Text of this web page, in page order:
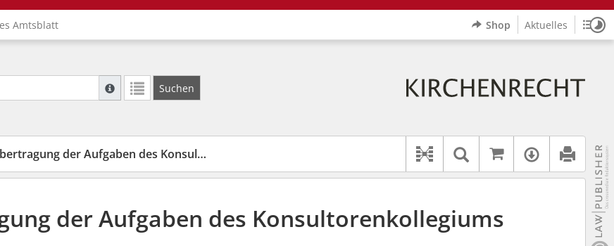
Amtsblatt Shop Aktuelles
Suche mit Platzhalter "*", Bsp. Pfarrer*, findet auch: "Pfarrerinitiative" oder "Pfarrerausschuss".
Suchen
der Aufgaben des Konsultorenkollegiums
Dokument-Beziehungen
Textsuche im
Auf
der Aufgaben des Konsultorenkollegiums
wbv